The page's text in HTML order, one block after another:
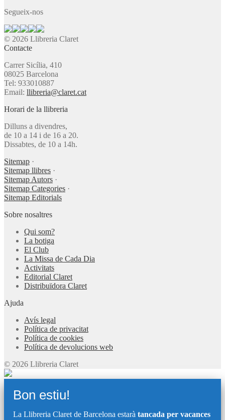
Segueix-nos
© 2026 Llibreria Claret
Contacte
Carrer Sicília, 410
08025 Barcelona
Tel: 933010887
Email: llibreria@claret.cat
Horari de la llibreria
Dilluns a divendres,
de 10 a 14 i de 16 a 20.
Dissabtes, de 10 a 14h.
Sitemap ·
Sitemap llibres ·
Sitemap Autors ·
Sitemap Categories ·
Sitemap Editorials
Sobre nosaltres
Qui som?
La botiga
El Club
La Missa de Cada Dia
Activitats
Editorial Claret
Distribuïdora Claret
Ajuda
Avís legal
Política de privacitat
Política de cookies
Política de devolucions web
© 2026 Llibreria Claret
Bon estiu!
La Llibreria Claret de Barcelona estarà tancada per vacances